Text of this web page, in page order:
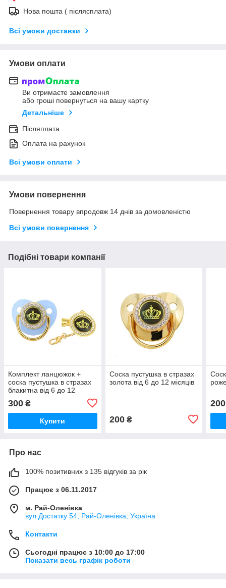
Нова пошта ( післясплата)
Всі умови доставки
Умови оплати
Ви отримаєте замовлення
або гроші повернуться на вашу картку
Детальніше
Післяплата
Оплата на рахунок
Всі умови оплати
Умови повернення
Повернення товару впродовж 14 днів за домовленістю
Всі умови повернення
Подібні товари компанії
Комплект ланцюжок +
соска пустушка в стразах
блакитна від 6 до 12
300 ₴
Купити
Соска пустушка в стразах
золота від 6 до 12 місяців
200₴
200
Про нас
100% позитивних з 135 відгуків за рік
Працює з 06.11.2017
м. Рай-Оленівка
вул.Достатку 54, Рай-Оленівка, Україна
Контакти
Сьогодні працює з 10:00 до 17:00
Показати весь графік роботи